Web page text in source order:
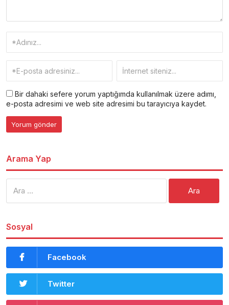
Bir dahaki sefere yorum yaptığımda kullanılmak üzere adımı,
e-posta adresimi ve web site adresimi bu tarayıcıya kaydet.
Arama Yap
Sosyal
Facebook
Twitter